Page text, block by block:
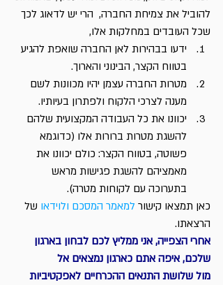
להוביל את צמיחת החברה,  הרי יש לדאוג לכך
שכל העובדים במחלקות אלו,
ידעו בבהירות לאן החברה שואפת להגיע
בטווח הקצר, הבינוני והארוך.
מטרות החברה עצמן יהיו מכוונות לשם
מענה לצרכי הלקוח ולפתרון בעיותיו.
יכוונו את כל העבודה המקצועית שלהם
להשגת מטרות ברורות אלו (כדוגמא
פשוטה, בטווח הקצר: כולם יכוונו את
מאמציהם להשגת פגישות מראש
בתערוכה עם לקוחות מטרה).
כאן תמצאו קישור למאמר המסכם ולוידאו של
הרצאתו.
אחרי הצפייה, אני ממליץ לכם לבחון בארגון
שלכם, איפה אתם כארגון נמצאים אל
מול שלושת התנאים ההכרחיים לאפקטיביות